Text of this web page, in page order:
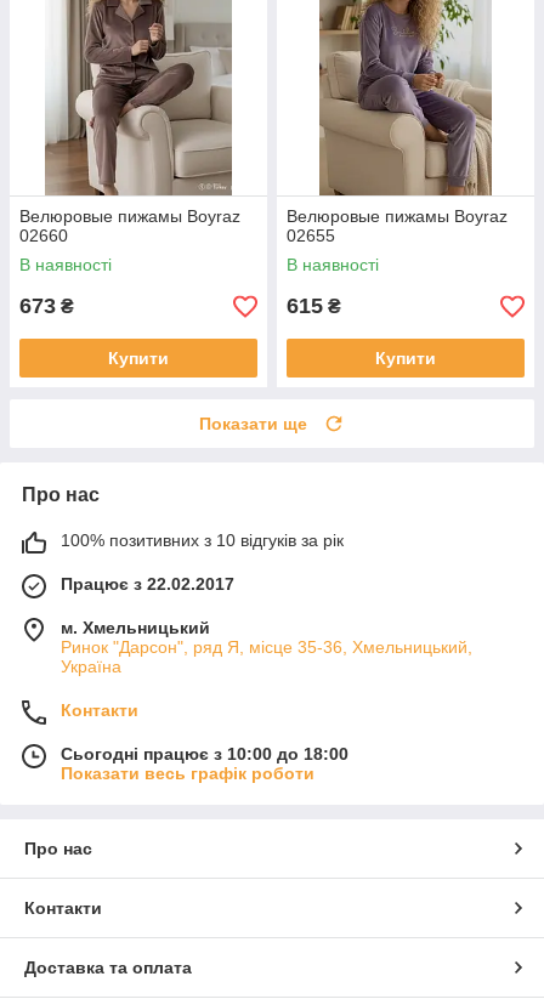
Велюровые пижамы Boyraz
02660
В наявності
673 ₴
Купити
Велюровые пижамы Boyraz
02655
В наявності
615 ₴
Купити
Показати ще
Про нас
100% позитивних з 10 відгуків за рік
Працює з 22.02.2017
м. Хмельницький
Ринок "Дарсон", ряд Я, місце 35-36, Хмельницький,
Україна
Контакти
Сьогодні працює з 10:00 до 18:00
Показати весь графік роботи
Про нас
Контакти
Доставка та оплата